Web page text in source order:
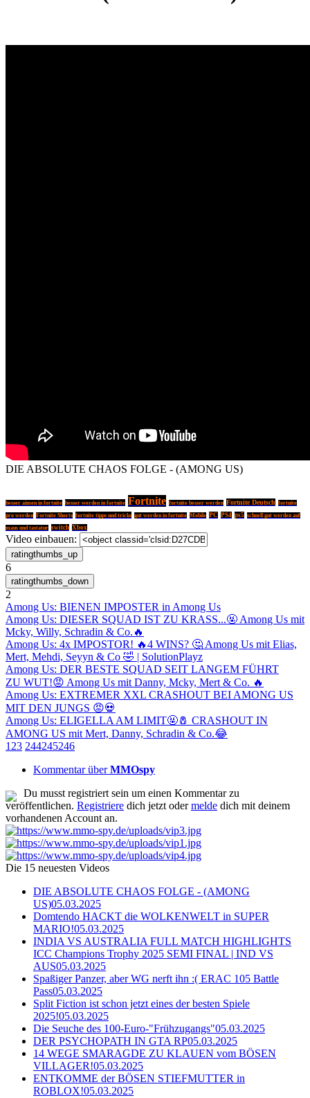
DIE ABSOLUTE CHAOS FOLGE - (AMONG US)
besser aimen in fortnite besser werden in fortnite Fortnite fortnite besser werden Fortnite Deutsch fortnite
pro werden Fortnite Shorts fortnite tipps und tricks gut werden in fortnite Mobile PC PS4 ps5 schnell gut werden auf
maus und tastatur switch Xbox
Video einbauen:
6
2
Among Us: BIENEN IMPOSTER in Among Us
Among Us: DIESER SQUAD IST ZU KRASS...🤬 Among Us mit
Mcky, Willy, Schradin & Co.🔥
Among Us: 4x IMPOSTOR! 🔥4 WINS? 🤔 Among Us mit Elias,
Mert, Mehdi, Seyyn & Co 🤣 | SolutionPlayz
Among Us: DER BESTE SQUAD SEIT LANGEM FÜHRT
ZU WUT!😡 Among Us mit Danny, Mcky, Mert & Co. 🔥
Among Us: EXTREMER XXL CRASHOUT BEI AMONG US
MIT DEN JUNGS 😡💀
Among Us: ELIGELLA AM LIMIT🤬🧂 CRASHOUT IN
AMONG US mit Mert, Danny, Schradin & Co.😂
1 23 244245246
Kommentar überMMOspy
Du musst registriert sein um einen Kommentar zu
veröffentlichen. Registriere dich jetzt odermelde dich mit deinem
vorhandenen Account an.
Die 15 neuesten Videos
DIE ABSOLUTE CHAOS FOLGE - (AMONG
US)05.03.2025
Domtendo HACKT die WOLKENWELT in SUPER
MARIO!05.03.2025
INDIA VS AUSTRALIA FULL MATCH HIGHLIGHTS
ICC Champions Trophy 2025 SEMI FINAL | IND VS
AUS05.03.2025
Spaßiger Panzer, aber WG nerft ihn :( ERAC 105 Battle
Pass05.03.2025
Split Fiction ist schon jetzt eines der besten Spiele
2025!05.03.2025
Die Seuche des 100-Euro-"Frühzugangs"05.03.2025
DER PSYCHOPATH IN GTA RP05.03.2025
14 WEGE SMARAGDE ZU KLAUEN vom BÖSEN
VILLAGER!05.03.2025
ENTKOMME der BÖSEN STIEFMUTTER in
ROBLOX!05.03.2025